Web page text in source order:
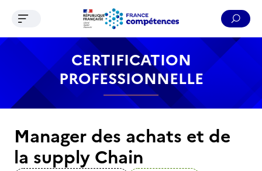
Contenu Recherche Menu Pied de page
Ouvrir le menu de navigation
CERTIFICATION
PROFESSIONNELLE
Manager des achats et de
la supply Chain